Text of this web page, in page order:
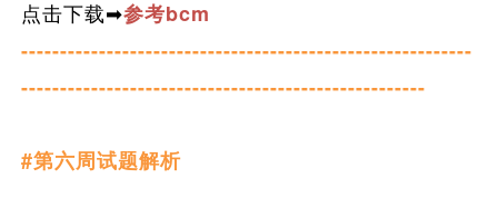
点击下载➡参考bcm
----------------------------------------------------------
----------------------------------------------------
#第六周试题解析